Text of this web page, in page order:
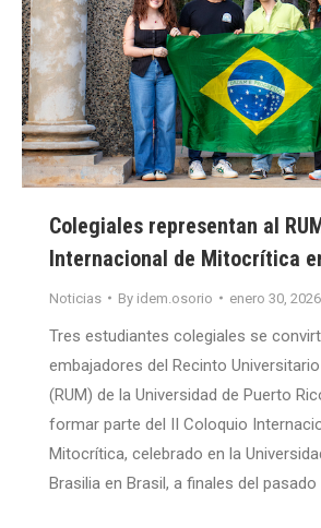
Colegiales representan al
Internacional de Mitocrítica
Noticias By idem.osorio enero 30, 2026
Tres estudiantes colegiales se
embajadores del Recinto
(RUM) de la Universidad de Puerto
formar parte del II Coloquio
Mitocrítica, celebrado en la
Brasilia en Brasil, a finales del